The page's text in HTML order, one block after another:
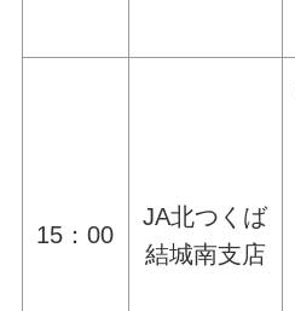
15：00
JA北つくば
結城南支店